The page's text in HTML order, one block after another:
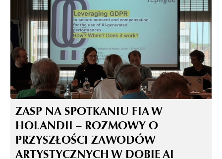
ZASP NA SPOTKANIU FIA W
HOLANDII – ROZMOWY O
PRZYSZŁOŚCI ZAWODÓW
ARTYSTYCZNYCH W DOBIE AI